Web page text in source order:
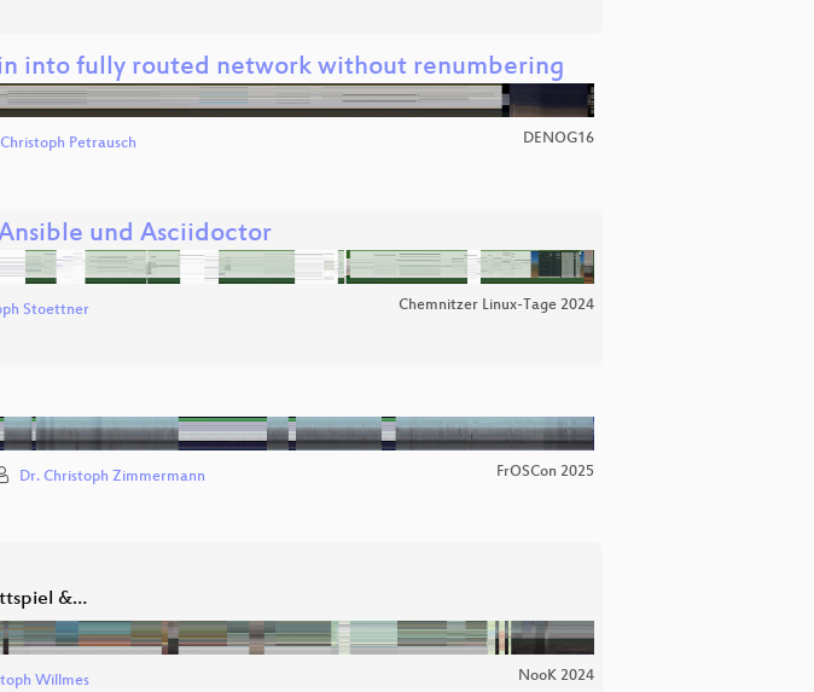
into fully routed network without renumbering
Christoph Petrausch DENOG16
und Asciidoctor
Stoettner Chemnitzer Linux-Tage 2024
Dr. Christoph Zimmermann FrOSCon 2025
&…
Willmes NooK 2024